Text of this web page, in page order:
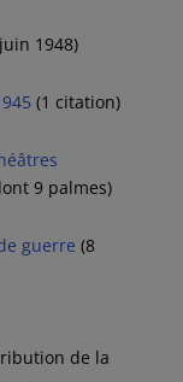
1948)
(1 citation)
9 palmes)
guerre (8
de la